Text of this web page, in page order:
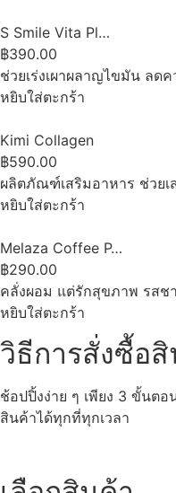
S Smile Vita Pl…
฿390.00
ช่วยเร่งเผาผลาญไขมัน ลด
หยิบใส่ตะกร้า
Kimi Collagen
฿590.00
ผลิตภัณฑ์เสริมอาหาร ช่วยเ
หยิบใส่ตะกร้า
Melaza Coffee P…
฿290.00
คลั่งผอม แต่รักสุขภาพ รสช
หยิบใส่ตะกร้า
วิธีการสั่งซื้อ
ช้อปปิ้งง่าย ๆ เพียง 3 ขั้นต
สินค้าได้ทุกที่ทุกเวลา